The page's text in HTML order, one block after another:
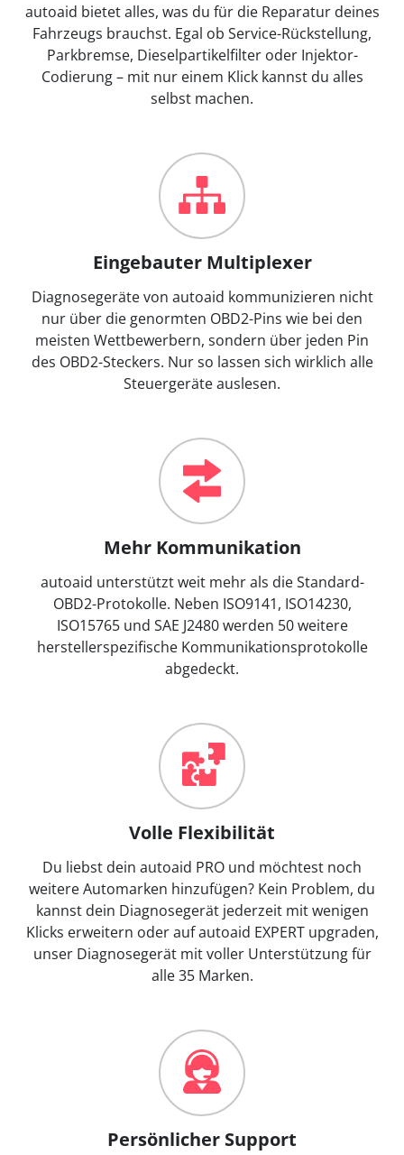
autoaid bietet alles, was du für die Reparatur deines
Fahrzeugs brauchst. Egal ob Service-Rückstellung,
Parkbremse, Dieselpartikelfilter oder Injektor-
Codierung – mit nur einem Klick kannst du alles
selbst machen.
Eingebauter Multiplexer
Diagnosegeräte von autoaid kommunizieren nicht
nur über die genormten OBD2-Pins wie bei den
meisten Wettbewerbern, sondern über jeden Pin
des OBD2-Steckers. Nur so lassen sich wirklich alle
Steuergeräte auslesen.
Mehr Kommunikation
autoaid unterstützt weit mehr als die Standard-
OBD2-Protokolle. Neben ISO9141, ISO14230,
ISO15765 und SAE J2480 werden 50 weitere
herstellerspezifische Kommunikationsprotokolle
abgedeckt.
Volle Flexibilität
Du liebst dein autoaid PRO und möchtest noch
weitere Automarken hinzufügen? Kein Problem, du
kannst dein Diagnosegerät jederzeit mit wenigen
Klicks erweitern oder auf autoaid EXPERT upgraden,
unser Diagnosegerät mit voller Unterstützung für
alle 35 Marken.
Persönlicher Support